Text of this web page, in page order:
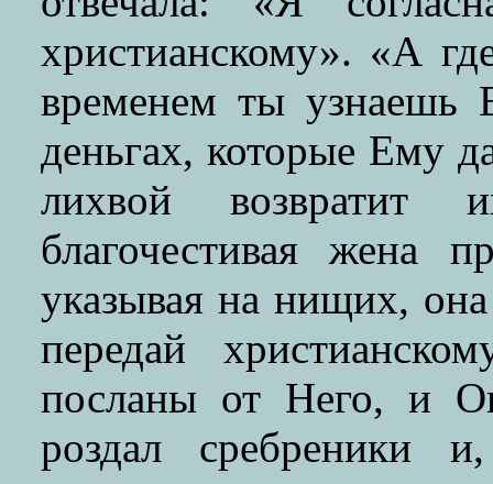
христианскому». «А
временем ты
деньгах, которые Ему
лихвой
благочестивая жена
указывая на нищих,
передай
посланы от Него, и
роздал сребреники